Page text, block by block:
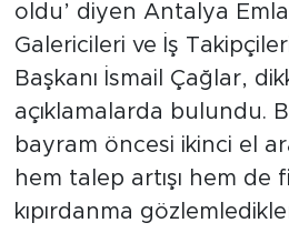
oldu’ diyen Antalya
Galericileri ve İş
Başkanı İsmail Çağlar,
açıklamalarda bulundu.
bayram öncesi ikinci el
hem talep artışı hem de
kıpırdanma